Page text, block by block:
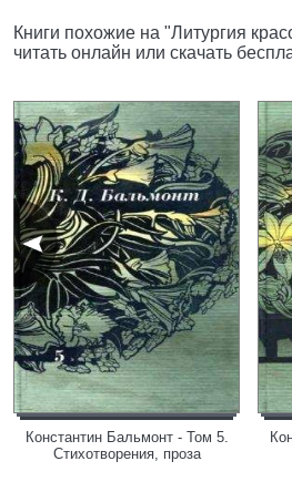
Книги похожие на "Литургия
читать онлайн или скачать
Константин Бальмонт - Том 5.
Стихотворения, проза